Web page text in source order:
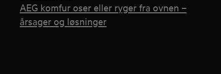
AEG komfur oser eller ryger fra ovnen –
årsager og løsninger